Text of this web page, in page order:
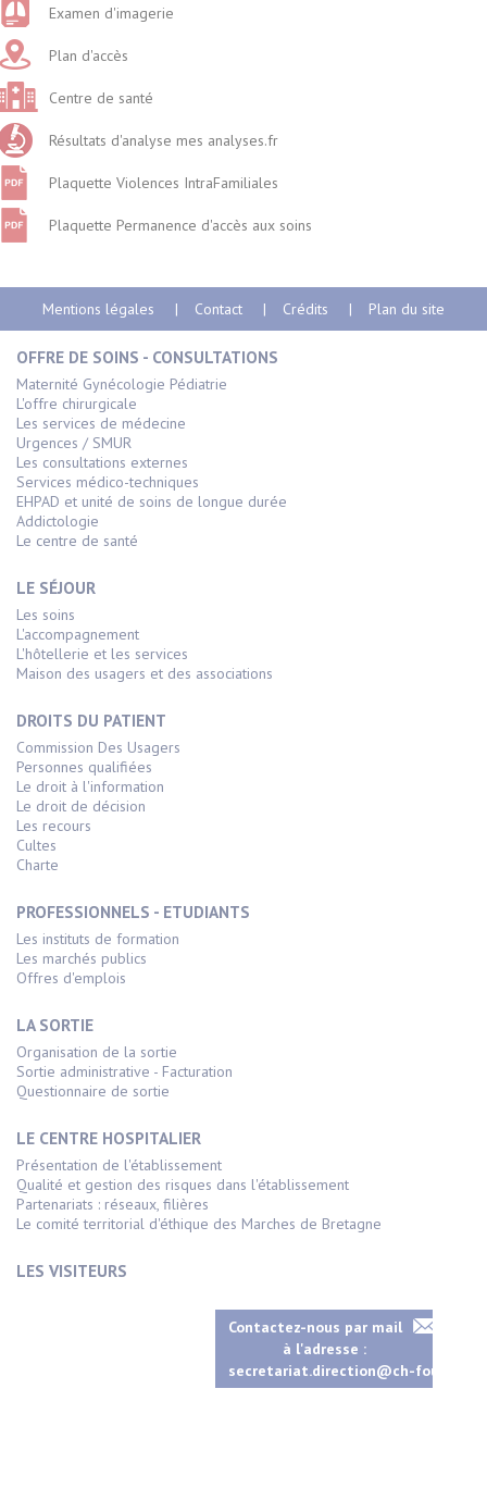
Examen d'imagerie
Plan d'accès
Centre de santé
Résultats d'analyse mes analyses.fr
Plaquette Violences IntraFamiliales
Plaquette Permanence d'accès aux soins
Mentions légales Contact Crédits Plan du site
OFFRE DE SOINS - CONSULTATIONS
Maternité Gynécologie Pédiatrie
L'offre chirurgicale
Les services de médecine
Urgences / SMUR
Les consultations externes
Services médico-techniques
EHPAD et unité de soins de longue durée
Addictologie
Le centre de santé
LE SÉJOUR
Les soins
L'accompagnement
L'hôtellerie et les services
Maison des usagers et des associations
DROITS DU PATIENT
Commission Des Usagers
Personnes qualifiées
Le droit à l'information
Le droit de décision
Les recours
Cultes
Charte
PROFESSIONNELS - ETUDIANTS
Les instituts de formation
Les marchés publics
Offres d'emplois
LA SORTIE
Organisation de la sortie
Sortie administrative - Facturation
Questionnaire de sortie
LE CENTRE HOSPITALIER
Présentation de l'établissement
Qualité et gestion des risques dans l'établissement
Partenariats : réseaux, filières
Le comité territorial d'éthique des Marches de Bretagne
LES VISITEURS
Contactez-nous par mail
à l'adresse :
secretariat.direction@ch-